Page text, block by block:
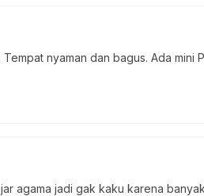
nyaman dan bagus. Ada
agama jadi gak kaku karena